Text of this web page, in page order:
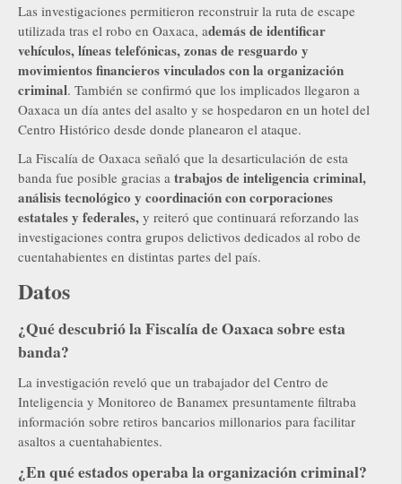
Las investigaciones permitieron reconstruir la ruta de escape
utilizada tras el robo en Oaxaca, además de identificar
vehículos, líneas telefónicas, zonas de resguardo y
movimientos financieros vinculados con la organización
criminal. También se confirmó que los implicados llegaron a
Oaxaca un día antes del asalto y se hospedaron en un hotel del
Centro Histórico desde donde planearon el ataque.
La Fiscalía de Oaxaca señaló que la desarticulación de esta
banda fue posible gracias a trabajos de inteligencia criminal,
análisis tecnológico y coordinación con corporaciones
estatales y federales, y reiteró que continuará reforzando las
investigaciones contra grupos delictivos dedicados al robo de
cuentahabientes en distintas partes del país.
Datos
¿Qué descubrió la Fiscalía de Oaxaca sobre esta
banda?
La investigación reveló que un trabajador del Centro de
Inteligencia y Monitoreo de Banamex presuntamente filtraba
información sobre retiros bancarios millonarios para facilitar
asaltos a cuentahabientes.
¿En qué estados operaba la organización criminal?